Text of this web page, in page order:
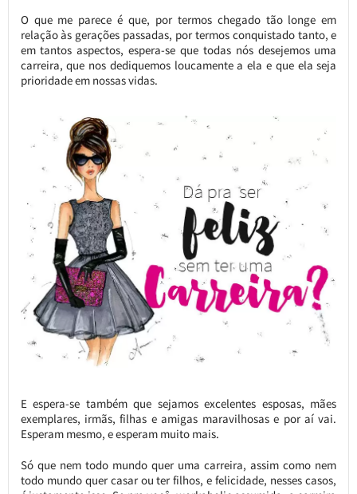
O que me parece é que, por termos chegado tão longe em
relação às gerações passadas, por termos conquistado tanto, e
em tantos aspectos, espera-se que todas nós desejemos uma
carreira, que nos dediquemos loucamente a ela e que ela seja
prioridade em nossas vidas.
E espera-se também que sejamos excelentes esposas, mães
exemplares, irmãs, filhas e amigas maravilhosas e por aí vai.
Esperam mesmo, e esperam muito mais.
Só que nem todo mundo quer uma carreira, assim como nem
todo mundo quer casar ou ter filhos, e felicidade, nesses casos,